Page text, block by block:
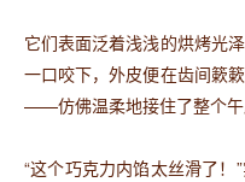
它们表面泛着浅浅的烘烤光
一口咬下，外皮便在齿间簌
——仿佛温柔地接住了整个午
“这个巧克力内馅太丝滑了！